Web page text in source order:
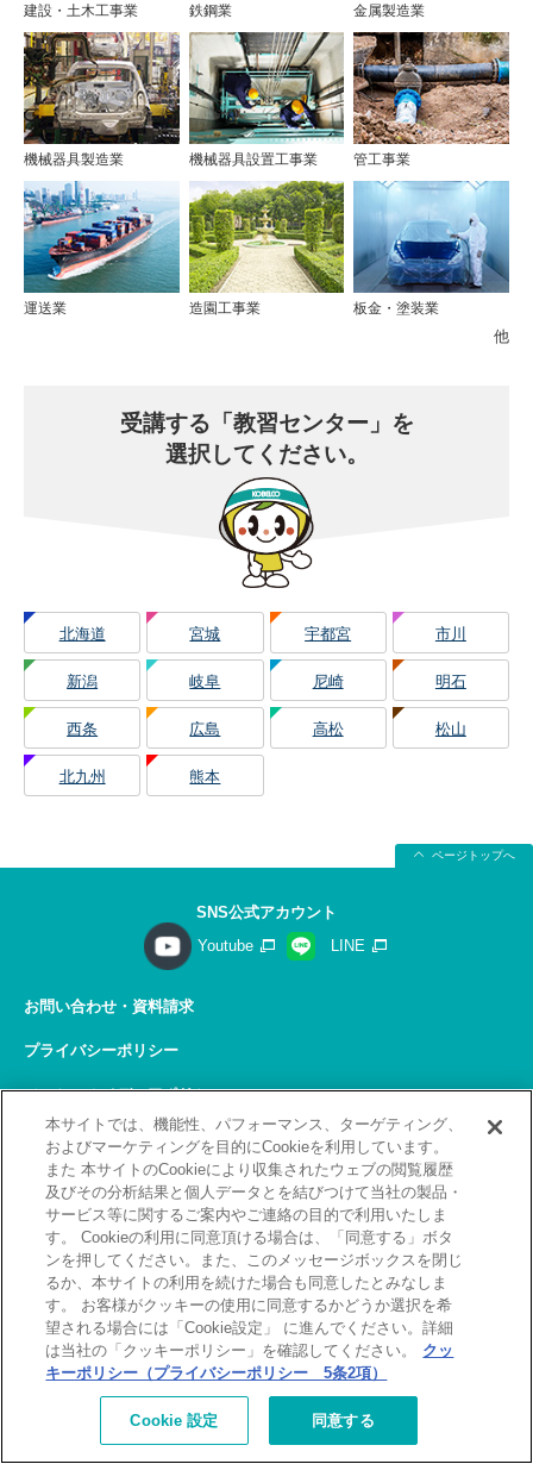
建設・土木工事業 鉄鋼業 金属製造業
機械器具製造業 機械器具設置工事業 管工事業
運送業 造園工事業 板金・塗装業
他
受講する 「教習センター」を
選択してください。
北海道 宮城 宇都宮 市川
新潟 岐阜 尼崎 明石
西条 広島 高松 松山
北九州 熊本
ページトップへ
SNS公式アカウント
Youtube
LINE
お問い合わせ・資料請求
プライバシーポリシー
ソーシャルメディアポリシー
サイトの利用について
サイトマップ
関連リンク
採用情報
Copyright(C) 2026 Kobelco Training Services Co,.Ltd.
All rights reserved.
[北九州]
補講が必要なお客様へ
お詫びとお願い
本サイトでは、機能性、パフォーマンス、ターゲティング、
およびマーケティングを目的にCookieを利用しています。
また 本サイトのCookieにより収集されたウェブの閲覧履歴
及びその分析結果と個人データとを結びつけて当社の製品・
サービス等に関するご案内やご連絡の目的で利用いたしま
す。 Cookieの利用に同意頂ける場合は、「同意する」ボタ
ンを押してください。また、このメッセージボックスを閉じ
るか、本サイトの利用を続けた場合も同意したとみなしま
す。 お客様がクッキーの使用に同意するかどうか選択を希
望される場合には「Cookie設定」 に進んでください。詳細
は当社の「クッキーポリシー」を確認してください。
クッ
キーポリシー（プライバシーポリシー 5条2項）
Cookie 設定 同意する